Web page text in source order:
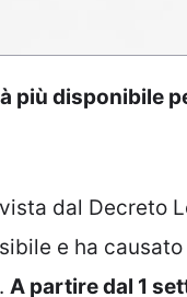
più disponibile
dal Decreto
e ha
A partire dal 1